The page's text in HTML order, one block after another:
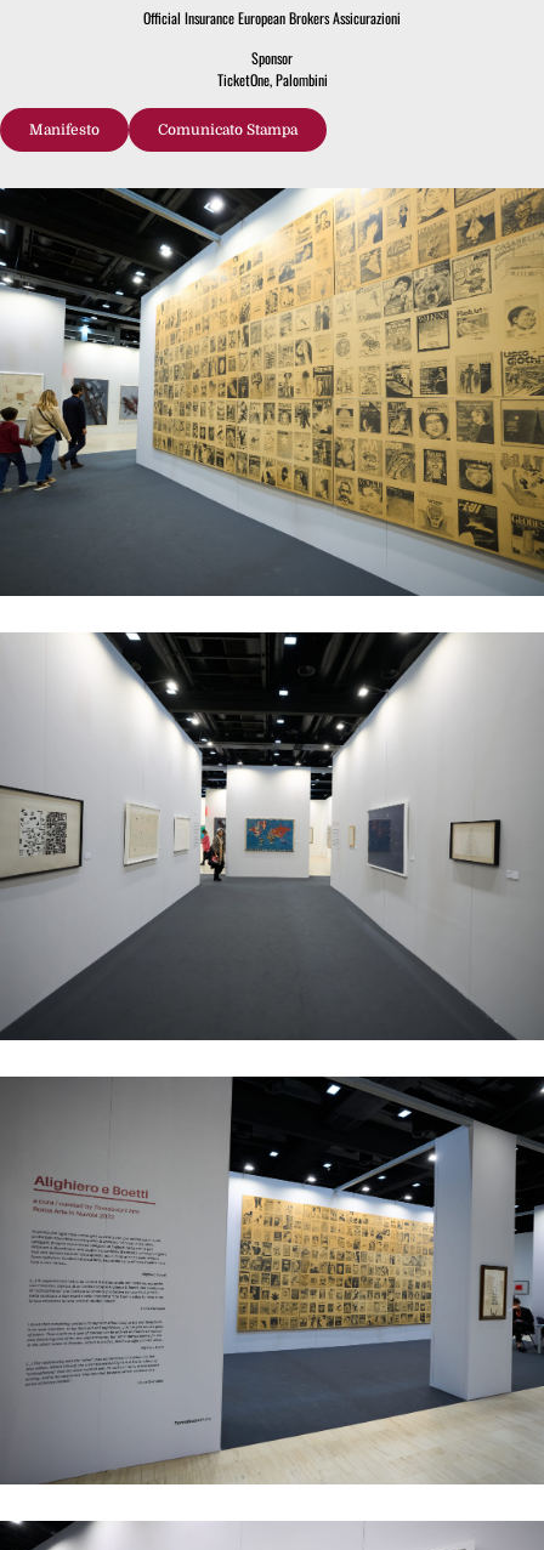
Official Insurance European Brokers Assicurazioni
Sponsor
TicketOne, Palombini
Manifesto Comunicato Stampa